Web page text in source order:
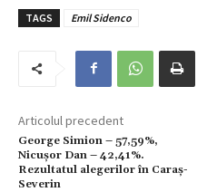
TAGS Emil Sidenco
Articolul precedent
George Simion – 57,59%,
Nicușor Dan – 42,41%.
Rezultatul alegerilor în Caraș-
Severin